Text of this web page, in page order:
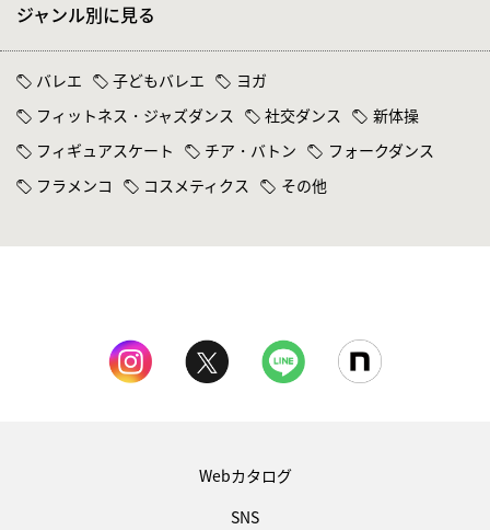
ジャンル別に見る
バレエ 子どもバレエ
ヨガ
フィットネス・ジャズダンス
社交ダンス
新体操
フィギュアスケート
チア・バトン
フォークダンス
フラメンコ
コスメティクス その他
Webカタログ
SNS